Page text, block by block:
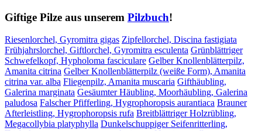
Giftige Pilze aus unserem Pilzbuch!
Riesenlorchel, Gyromitra gigas Zipfellorchel, Discina fastigiata
Frühjahrslorchel, Giftlorchel, Gyromitra esculenta Grünblättriger
Schwefelkopf, Hypholoma fasciculare Gelber Knollenblätterpilz,
Amanita citrina Gelber Knollenblätterpilz (weiße Form), Amanita
citrina var. alba Fliegenpilz, Amanita muscaria Gifthäubling,
Galerina marginata Gesäumter Häubling, Moorhäubling, Galerina
paludosa Falscher Pfifferling, Hygrophoropsis aurantiaca Brauner
Afterleistling, Hygrophoropsis rufa Breitblättriger Holzrübling,
Megacollybia platyphylla Dunkelschuppiger Seifenritterling,